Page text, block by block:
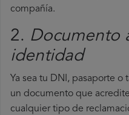
compañía.
2. Documento
identidad
Ya sea tu DNI, pasaporte o
un documento que
cualquier tipo de